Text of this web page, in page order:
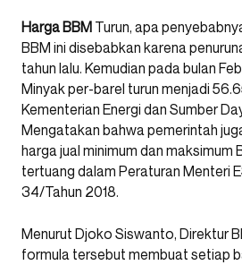
Harga BBM Turun, apa
BBM ini disebabkan karena
tahun lalu. Kemudian pada bulan
Minyak per-barel turun menjadi
Kementerian Energi dan Sumber
Mengatakan bahwa pemerintah
harga jual minimum dan maksimum
tertuang dalam Peraturan Menteri
34/Tahun 2018.
Menurut Djoko Siswanto, Direktur
formula tersebut membuat setiap